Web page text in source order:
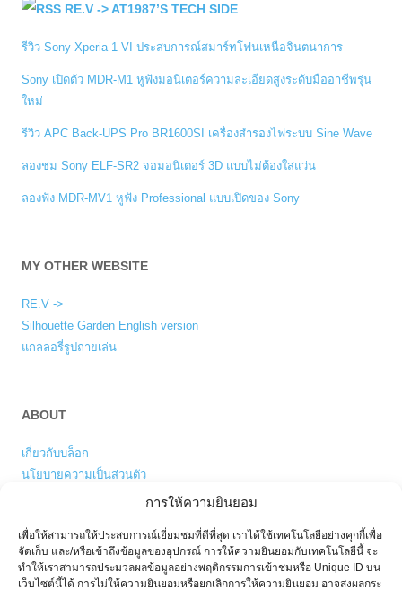
การให้ความยินยอม
เพื่อให้สามารถให้ประสบการณ์เยี่ยมชมที่ดีที่สุด เราได้ใช้เทคโนโลยีอย่างคุกกี้เพื่อ
จัดเก็บ และ/หรือเข้าถึงข้อมูลของอุปกรณ์ การให้ความยินยอมกับเทคโนโลยีนี้ จะ
ทำให้เราสามารถประมวลผลข้อมูลอย่างพฤติกรรมการเข้าชมหรือ Unique ID บน
เว็บไซต์นี้ได้ การไม่ให้ความยินยอมหรือยกเลิกการให้ความยินยอม อาจส่งผลกระ
RE.V -> AT1987’S TECH SIDE
รีวิว Sony Xperia 1 VI ประสบการณ์สมาร์ทโฟนเหนือจินตนาการ
Sony เปิดตัว MDR-M1 หูฟังมอนิเตอร์ความละเอียดสูงระดับมืออาชีพรุ่น
ใหม่
รีวิว APC Back-UPS Pro BR1600SI เครื่องสำรองไฟระบบ Sine Wave
ลองชม Sony ELF-SR2 จอมอนิเตอร์ 3D แบบไม่ต้องใส่แว่น
ลองฟัง MDR-MV1 หูฟัง Professional แบบเปิดของ Sony
MY OTHER WEBSITE
RE.V ->
Silhouette Garden English version
แกลลอรี่รูปถ่ายเล่น
ABOUT
เกี่ยวกับบล็อก
นโยบายความเป็นส่วนตัว
ENGLISH VERSION
My blog is also available inEnglish.